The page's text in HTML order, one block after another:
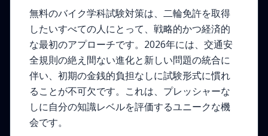
無料のバイク学科試験対策は、二輪免許を取得
したいすべての人にとって、戦略的かつ経済的
な最初のアプローチです。2026年には、交通安
全規則の絶え間ない進化と新しい問題の統合に
伴い、初期の金銭的負担なしに試験形式に慣れ
ることが不可欠です。これは、プレッシャーな
しに自分の知識レベルを評価するユニークな機
会です。